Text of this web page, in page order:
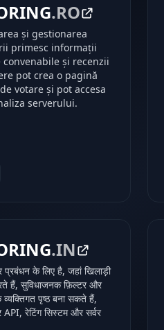
.RO
și gestionarea
primesc informații
și recenzii
pot crea o pagină
votare și pot accesa
serverului.
.IN
प्रबंधन के लिए है, जहां खिलाड़ी
हैं, सुविधाजनक फ़िल्टर और
व्यक्तिगत पृष्ठ बना सकते हैं,
रेटिंग सिस्टम और सर्वर